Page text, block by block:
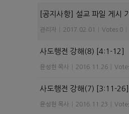
[공지사항] 설교 파일 게시
관리자 2017.02.01 Votes 0
사도행전 강해(8) [4:1-12]
윤성현 목사 2016.11.26
사도행전 강해(7) [3:11-26]
윤성현 목사 2016.11.23